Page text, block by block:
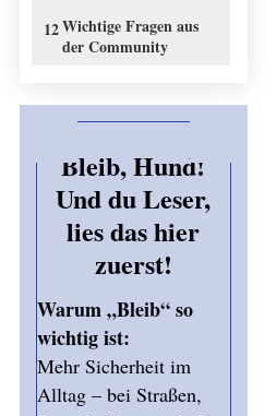
12Wichtige Fragen aus
der Community
Bleib, Hund!
Und du Leser,
lies das hier
zuerst!
Warum „Bleib“ so
wichtig ist:
Mehr Sicherheit im
Alltag – bei Straßen,